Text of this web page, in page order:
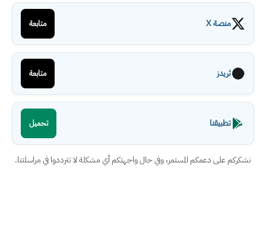
منصة X متابعة
ثريدز متابعة
تطبيقنا تحميل
نشكركم على دعمكم المستمر، وفي حال واجهتكم أي مشكلة لا تترددوا في مراسلتنا.